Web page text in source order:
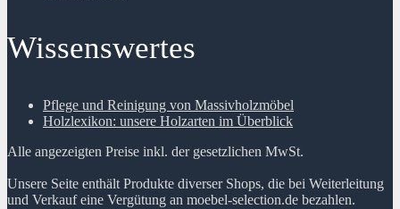
Wissenswertes
Pflege und Reinigung von Massivholzmöbel
Holzlexikon: unsere Holzarten im Überblick
Alle angezeigten Preise inkl. der gesetzlichen MwSt.
Unsere Seite enthält Produkte diverser Shops, die bei Weiterleitung
und Verkauf eine Vergütung an moebel-selection.de bezahlen.